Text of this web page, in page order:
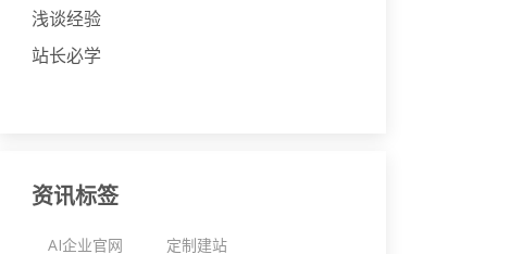
浅谈经验
站长必学
资讯标签
AI企业官网 定制建站